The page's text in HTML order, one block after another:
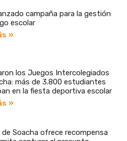
campaña para la gestión
escolar
»
los Juegos Intercolegiados
más de 3.800 estudiantes
en la fiesta deportiva escolar
»
de Soacha ofrece recompensa